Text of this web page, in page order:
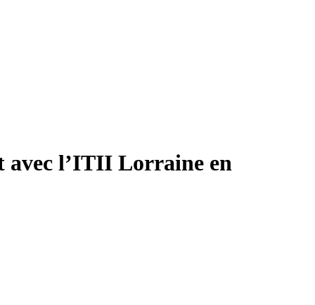
avec l’ITII Lorraine en